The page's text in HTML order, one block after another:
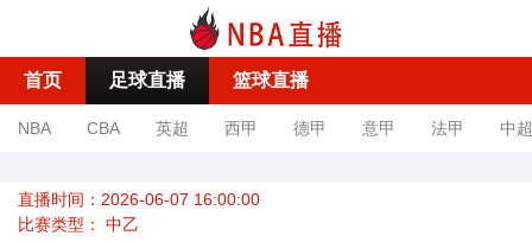
首页 足球直播 篮球直播
NBA CBA 英超 西甲 德甲 意甲 法甲 中超
直播时间：2026-06-07 16:00:00
比赛类型： 中乙